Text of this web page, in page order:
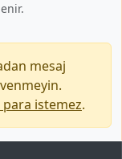
mesaj
istemez.